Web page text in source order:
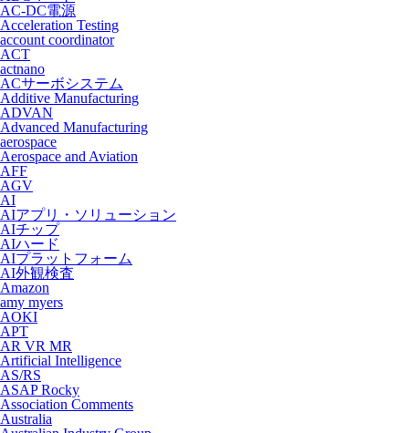
AC-DC電源
Acceleration Testing
account coordinator
ACT
actnano
ACサーボシステム
Additive Manufacturing
ADVAN
Advanced Manufacturing
aerospace
Aerospace and Aviation
AFF
AGV
AI
AIアプリ・ソリューション
AIチップ
AIハード
AIプラットフォーム
AI外観検査
Amazon
amy myers
AOKI
APT
AR VR MR
Artificial Intelligence
AS/RS
ASAP Rocky
Association Comments
Australia